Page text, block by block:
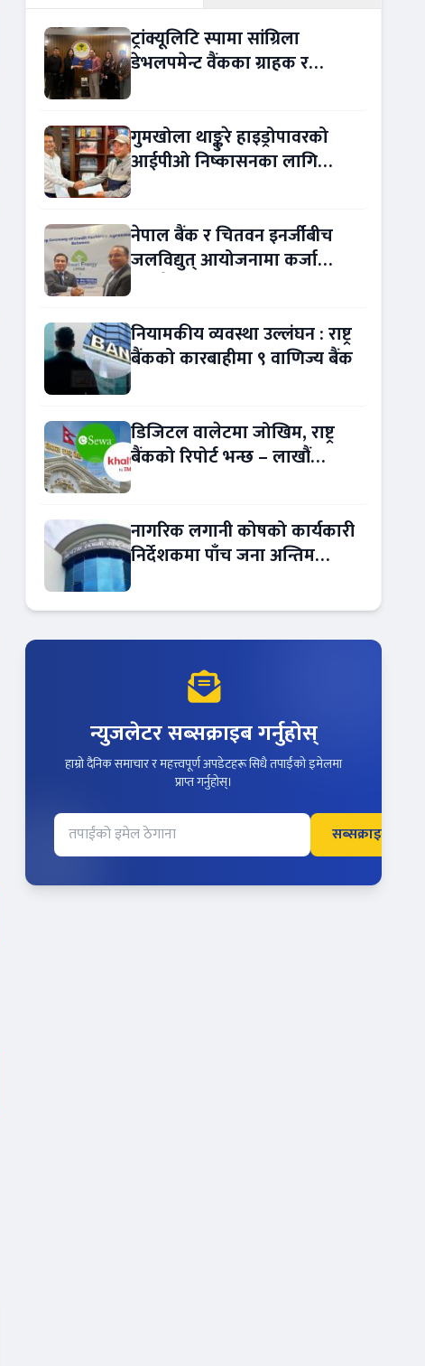
ट्रांक्यूलिटि स्पामा सांग्रिला
डेभलपमेन्ट वैंकका ग्राहक र
गुमखोला थाङ्कुरे हाइड्रोपावरको
आईपीओ निष्कासनका लागि
नेपाल बैंक र चितवन इनर्जीबीच
जलविद्युत् आयोजनामा कर्जा
नियामकीय व्यवस्था उल्लंघन : राष्ट्र
बैंकको कारबाहीमा ९ वाणिज्य बैंक
डिजिटल वालेटमा जोखिम, राष्ट्र
बैंकको रिपोर्ट भन्छ – लाखौं
नागरिक लगानी कोषको कार्यकारी
निर्देशकमा पाँच जना अन्तिम
न्युजलेटर सब्सक्राइब गर्नुहोस्
हाम्रो दैनिक समाचार र महत्त्वपूर्ण अपडेटहरू सिधै तपाईंको इमेलमा
प्राप्त गर्नुहोस्।
सब्सक्राइब